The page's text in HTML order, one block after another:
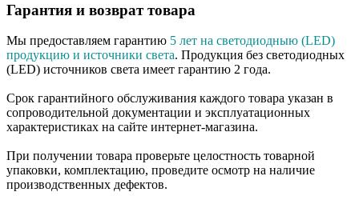
Гарантия и возврат товара
Мы предоставляем гарантию 5 лет на светодиодныю (LED)
продукцию и источники света. Продукция без светодиодных
(LED) источников света имеет гарантию 2 года.
Срок гарантийного обслуживания каждого товара указан в
сопроводительной документации и эксплуатационных
характеристиках на сайте интернет-магазина.
При получении товара проверьте целостность товарной
упаковки, комплектацию, проведите осмотр на наличие
производственных дефектов.